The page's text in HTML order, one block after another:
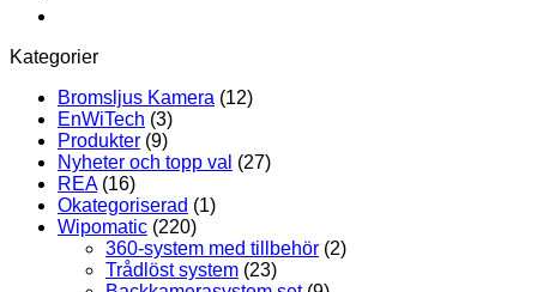
Kategorier
Bromsljus Kamera (12)
EnWiTech (3)
Produkter (9)
Nyheter och topp val (27)
REA (16)
Okategoriserad (1)
Wipomatic (220)
360-system med tillbehör (2)
Trådlöst system (23)